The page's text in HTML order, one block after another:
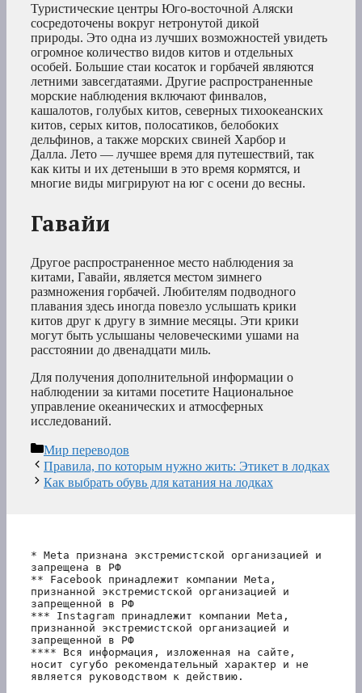
Туристические центры Юго-восточной Аляски
сосредоточены вокруг нетронутой дикой
природы. Это одна из лучших возможностей увидеть
огромное количество видов китов и отдельных
особей. Большие стаи косаток и горбачей являются
летними завсегдатаями. Другие распространенные
морские наблюдения включают финвалов,
кашалотов, голубых китов, северных тихоокеанских
китов, серых китов, полосатиков, белобоких
дельфинов, а также морских свиней Харбор и
Далла. Лето — лучшее время для путешествий, так
как киты и их детеныши в это время кормятся, и
многие виды мигрируют на юг с осени до весны.
Гавайи
Другое распространенное место наблюдения за
китами, Гавайи, является местом зимнего
размножения горбачей. Любителям подводного
плавания здесь иногда повезло услышать крики
китов друг к другу в зимние месяцы. Эти крики
могут быть услышаны человеческими ушами на
расстоянии до двенадцати миль.
Для получения дополнительной информации о
наблюдении за китами посетите Национальное
управление океанических и атмосферных
исследований.
Рубрики
Мир переводов
Правила, по которым нужно жить: Этикет в лодках
Как выбрать обувь для катания на лодках
* Meta признана экстремистской организацией и
запрещена в РФ
** Facebook принадлежит компании Meta,
признанной экстремистской организацией и
запрещенной в РФ
*** Instagram принадлежит компании Meta,
признанной экстремистской организацией и
запрещенной в РФ
**** Вся информация, изложенная на сайте,
носит сугубо рекомендательный характер и не
является руководством к действию.